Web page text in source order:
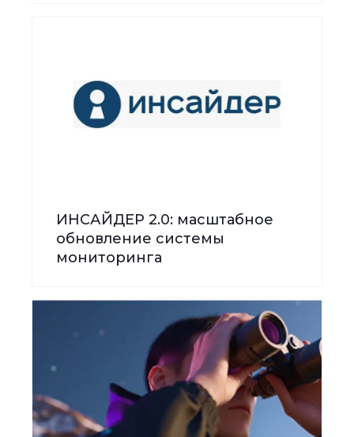
ИНСАЙДЕР 2.0: масштабное
обновление системы
мониторинга